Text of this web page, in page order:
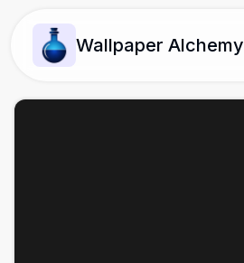
Wallpaper Alchemy